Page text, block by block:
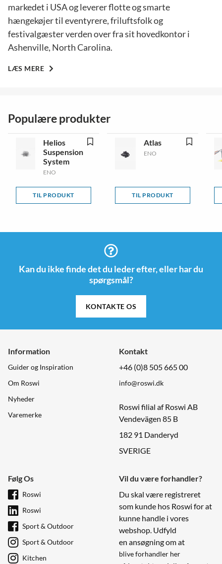
markedet i USA og leverer flotte og smarte
hængekøjer til eventyrere, friluftsfolk og
festivalgæster verden over fra sit hovedkontor i
Ashenville, North Carolina.
LÆS MERE
Populære produkter
Helios
Suspension
System
ENO
TIL PRODUKT
Atlas
ENO
TIL PRODUKT
Kan du ikke finde det du leder efter, eller har du
spørgsmål?
KONTAKTE OS
Information
Guider og Inspiration
Om Roswi
Nyheder
Varemerke
Kontakt
+46 (0)8 505 665 00
info@roswi.dk
Roswi filial af Roswi AB
Vendevägen 85 B
182 91 Danderyd
SVERIGE
Følg Os
Roswi
Roswi
Sport & Outdoor
Sport & Outdoor
Kitchen
Vil du være forhandler?
Du skal være registreret
som kunde hos Roswi for at
kunne handle i vores
webshop. Udfyld
en ansøgning om at
blive forhandler her